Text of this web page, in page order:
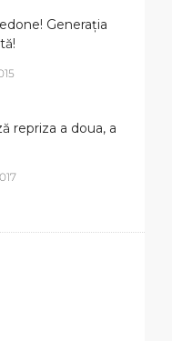
Generația
repriza a doua, a